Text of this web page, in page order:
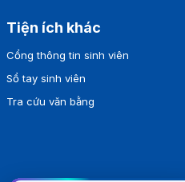
Tiện ích khác
Cổng thông tin sinh viên
Sổ tay sinh viên
Tra cứu văn bằng